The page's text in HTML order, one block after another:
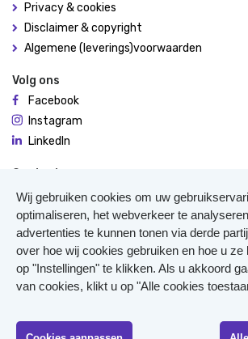
Privacy & cookies
Disclaimer & copyright
Algemene (leverings)voorwaarden
Volg ons
Facebook
Instagram
LinkedIn
Contact
De Molen 94
3995 AX Houten
0306348900
Meer contact
Veterinair Vangnet
Pers
KvK 40477835
Wij gebruiken cookies om uw
optimaliseren, het webverkeer te
advertenties te kunnen tonen via derde
over hoe wij cookies gebruiken en hoe u ze
op "Instellingen" te klikken. Als u akkoord
van cookies, klikt u op "Alle cookies